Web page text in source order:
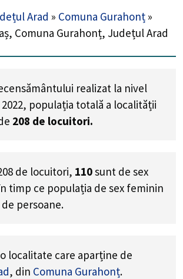
Arad » Comuna Gurahonț »
Comuna Gurahonț, Județul Arad
realizat la nivel
populația totală a localității
208 de locuitori.
de locuitori, 110sunt de sex
timp ce populația de sex feminin
de persoane.
localitate care aparține de
, din Comuna Gurahonț.